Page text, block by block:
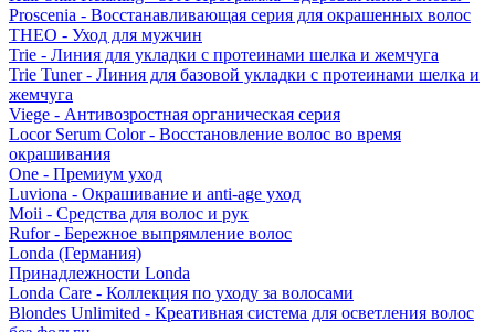
Proscenia - Восстанавливающая серия для окрашенных волос
THEO - Уход для мужчин
Trie - Линия для укладки с протеинами шелка и жемчуга
Trie Tuner - Линия для базовой укладки с протеинами шелка и
жемчуга
Viege - Антивозростная органическая серия
Locor Serum Color - Восстановление волос во время
окрашивания
One - Премиум уход
Luviona - Окрашивание и anti-age уход
Moii - Средства для волос и рук
Rufor - Бережное выпрямление волос
Londa (Германия)
Принадлежности Londa
Londa Care - Коллекция по уходу за волосами
Blondes Unlimited - Креативная система для осветления волос